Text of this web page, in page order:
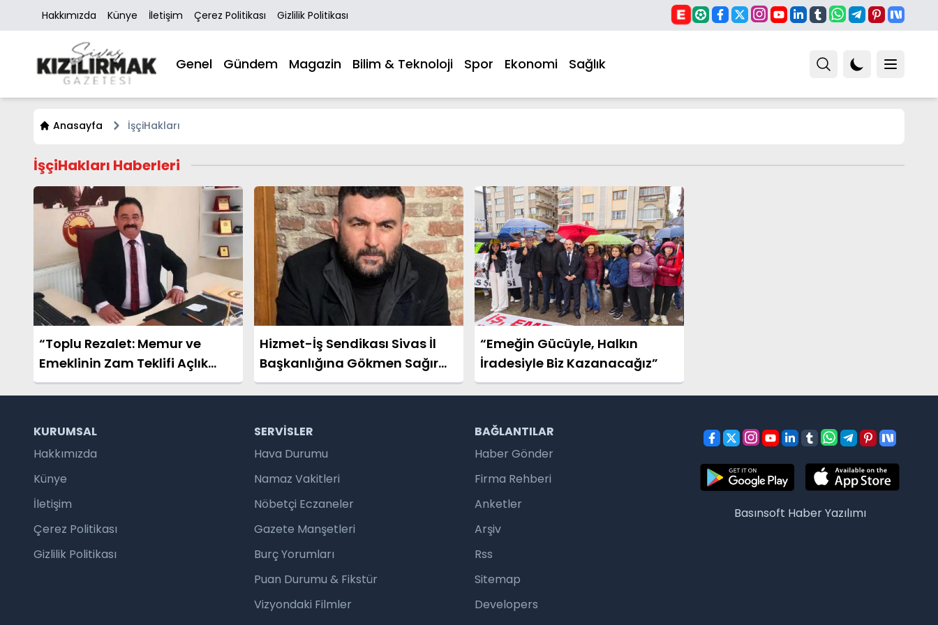
Hakkımızda Künye İletişim Çerez Politikası Gizlilik Politikası
Genel Gündem Magazin Bilim & Teknoloji Spor Ekonomi Sağlık
Anasayfa İşçiHakları
İşçiHakları Haberleri
“Toplu Rezalet: Memur ve
Emeklinin Zam Teklifi Açlık
Sınırının Altında!”
Hizmet-İş Sendikası Sivas İl
Başkanlığına Gökmen Sağır
Yetkilendirildi
“Emeğin Gücüyle, Halkın
İradesiyle Biz Kazanacağız”
KURUMSAL
Hakkımızda
Künye
İletişim
Çerez Politikası
Gizlilik Politikası
SERVISLER
Hava Durumu
Namaz Vakitleri
Nöbetçi Eczaneler
Gazete Manşetleri
Burç Yorumları
Puan Durumu & Fikstür
Vizyondaki Filmler
BAĞLANTILAR
Haber Gönder
Firma Rehberi
Anketler
Arşiv
Rss
Sitemap
Developers
Basınsoft Haber Yazılımı